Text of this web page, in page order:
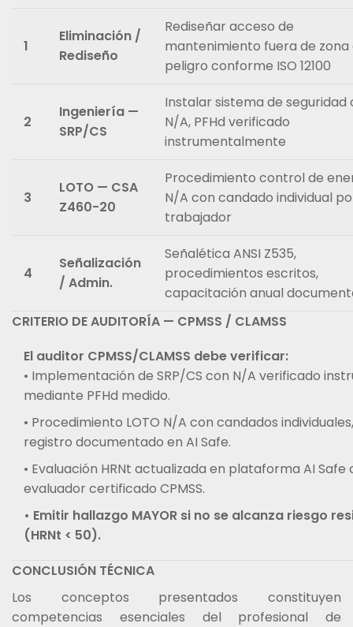
1
Eliminación /
Rediseño
Rediseñar acceso de
mantenimiento fuera de zona
peligro conforme ISO 12100
2
Ingeniería —
SRP/CS
Instalar sistema de seguridad
N/A, PFHd verificado
instrumentalmente
3
LOTO — CSA
Z460-20
Procedimiento control de
N/A con candado individual
trabajador
4
Señalización
/ Admin.
Señalética ANSI Z535,
procedimientos escritos,
capacitación anual
CRITERIO DE AUDITORÍA — CPMSS / CLAMSS
El auditor CPMSS/CLAMSS debe verificar:
• Implementación de SRP/CS con N/A verificado
mediante PFHd medido.
• Procedimiento LOTO N/A con candados
registro documentado en AI Safe.
• Evaluación HRNt actualizada en plataforma AI
evaluador certificado CPMSS.
• Emitir hallazgo MAYOR si no se alcanza riesgo
(HRNt < 50).
CONCLUSIÓN TÉCNICA
Los conceptos presentados constituyen
competencias esenciales del profesional de